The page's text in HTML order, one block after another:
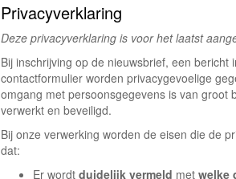
Privacyverklaring
Deze privacyverklaring is voor het laatst
Bij inschrijving op de nieuwsbrief, een
contactformulier worden privacygevoelige
omgang met persoonsgegevens is van groot
verwerkt en beveiligd.
Bij onze verwerking worden de eisen die de
dat:
Er wordt duidelijk vermeld met welke